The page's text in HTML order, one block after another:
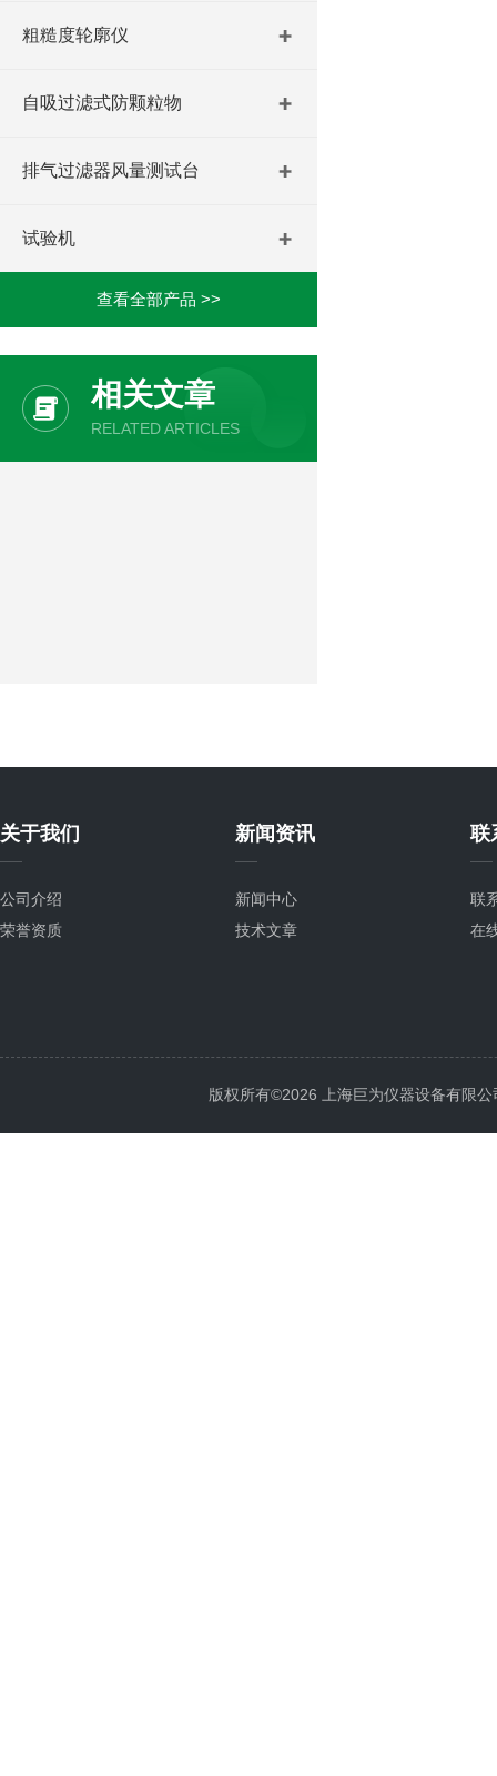
粗糙度轮廓仪
自吸过滤式防颗粒物
排气过滤器风量测试台
试验机
查看全部产品 >>
相关文章
RELATED ARTICLES
关于我们
公司介绍
荣誉资质
新闻资讯
新闻中心
技术文章
联
联
在
版权所有©2026 上海巨为仪器设备有限